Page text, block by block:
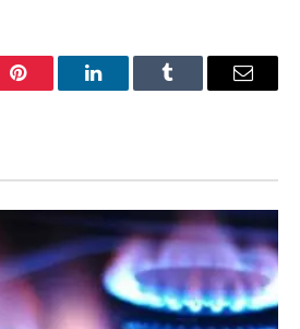
Pinterest LinkedInTumblr Email